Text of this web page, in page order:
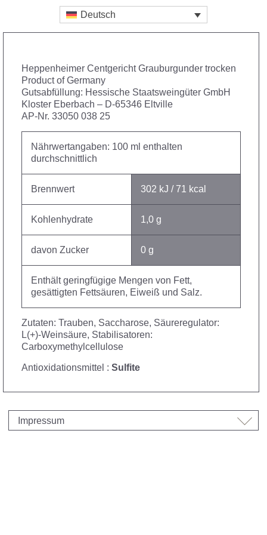
Deutsch
Heppenheimer Centgericht Grauburgunder trocken
Product of Germany
Gutsabfüllung: Hessische Staatsweingüter GmbH
Kloster Eberbach – D-65346 Eltville
AP-Nr. 33050 038 25
Nährwertangaben: 100 ml enthalten
durchschnittlich
Brennwert 302 kJ / 71 kcal
Kohlenhydrate 1,0 g
davon Zucker 0 g
Enthält geringfügige Mengen von Fett,
gesättigten Fettsäuren, Eiweiß und Salz.
Zutaten: Trauben, Saccharose, Säureregulator:
L(+)-Weinsäure, Stabilisatoren:
Carboxymethylcellulose
Antioxidationsmittel : Sulfite
Impressum